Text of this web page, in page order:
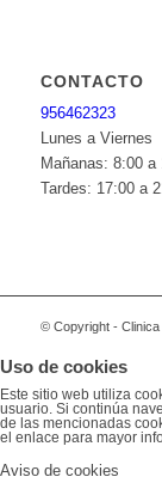
CONTACTO
956462323
Lunes a Viernes
Mañanas: 8:00 a
Tardes: 17:00 a
© Copyright -
Uso de cookies
Este sitio web utiliza
usuario. Si continúa
de las mencionadas
el enlace para mayor
Aviso de cookies